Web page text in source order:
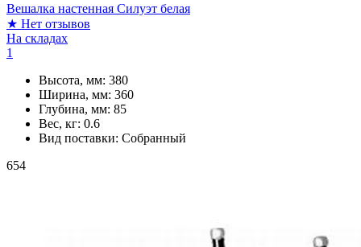
Вешалка настенная Силуэт белая
★ Нет отзывов
На складах
1
Высота, мм: 380
Ширина, мм: 360
Глубина, мм: 85
Вес, кг: 0.6
Вид поставки: Собранный
654